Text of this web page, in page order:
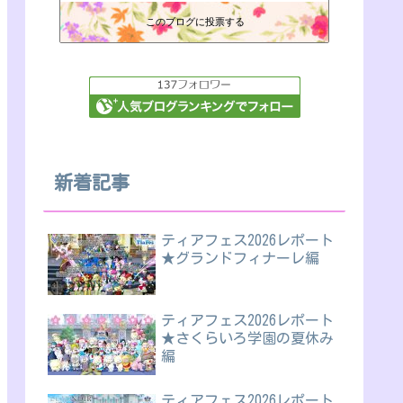
このブログに投票する
新着記事
ティアフェス2026レポート
★グランドフィナーレ編
ティアフェス2026レポート
★さくらいろ学園の夏休み
編